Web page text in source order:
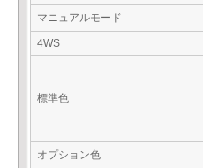
マニュアルモード
4WS
標準色
オプション色